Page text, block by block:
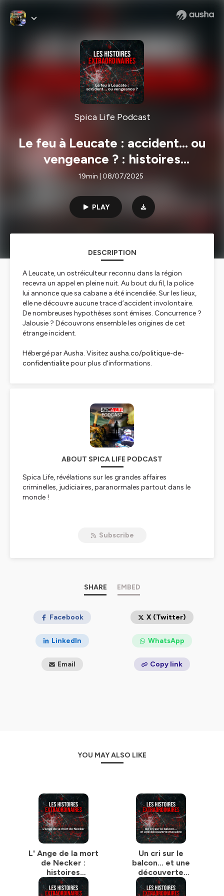
Spica Life Podcast
Le feu à Leucate : accident... ou
vengeance ? : histoires
extraordinaires
19min | 08/07/2025
PLAY
DESCRIPTION
A Leucate, un ostréiculteur reconnu dans la région
recevra un appel en pleine nuit. Au bout du fil, la police
lui annonce que sa cabane a été incendiée. Sur les lieux,
elle ne découvre aucune trace d’accident involontaire.
De nombreuses hypothèses sont émises. Concurrence ?
Jalousie ? Découvrons ensemble les origines de cet
étrange incident.
Hébergé par Ausha. Visitez ausha.co/politique-de-
confidentialitepour plus d'informations.
ABOUT SPICA LIFE PODCAST
Spica Life, révélations sur les grandes affaires
criminelles, judiciaires, paranormales partout dans le
monde !
pour plus d'informations.
Subscribe
SHARE EMBED
Facebook X (Twitter)
LinkedIn WhatsApp
Email Copy link
YOU MAY ALSO LIKE
L' Ange de la mort
de Necker :
histoires
extraordinaires
Un cri sur le
balcon... et une
découverte
macabre : histoires
extraordinaires